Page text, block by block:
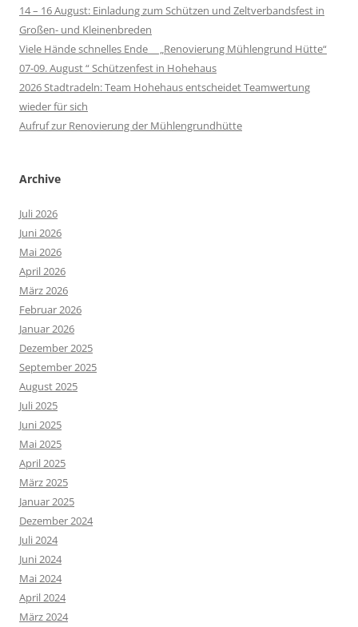
14 – 16 August: Einladung zum Schützen und Zeltverbandsfest in
Großen- und Kleinenbreden
Viele Hände schnelles Ende „Renovierung Mühlengrund Hütte“
07-09. August “ Schützenfest in Hohehaus
2026 Stadtradeln: Team Hohehaus entscheidet Teamwertung
wieder für sich
Aufruf zur Renovierung der Mühlengrundhütte
Archive
Juli 2026
Juni 2026
Mai 2026
April 2026
März 2026
Februar 2026
Januar 2026
Dezember 2025
September 2025
August 2025
Juli 2025
Juni 2025
Mai 2025
April 2025
März 2025
Januar 2025
Dezember 2024
Juli 2024
Juni 2024
Mai 2024
April 2024
März 2024